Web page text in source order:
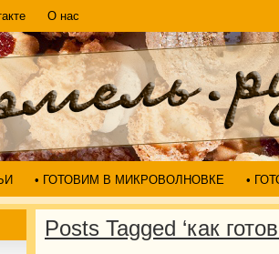
О нас
• ГОТОВИМ В МИКРОВОЛНОВКЕ •
Posts Tagged ‘как